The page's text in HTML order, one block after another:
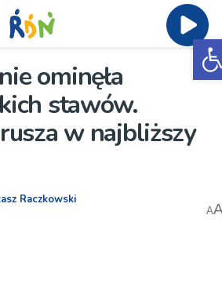
ominęła
stawów.
w najbliższy
Raczkowski
A